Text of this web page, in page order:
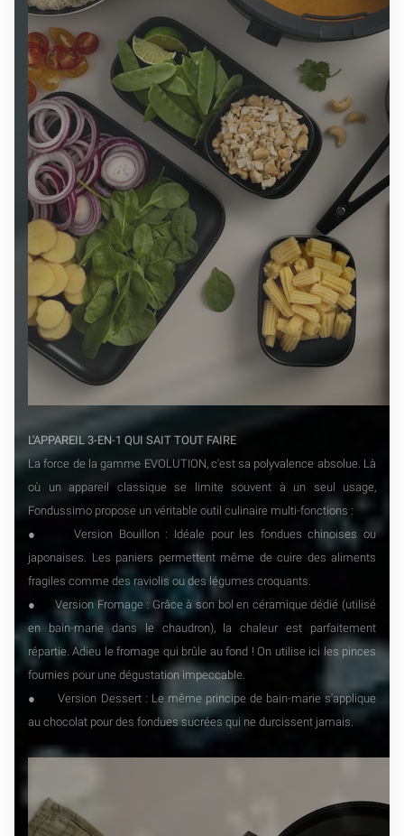
L'APPAREIL 3-EN-1 QUI SAIT TOUT FAIRE
La force de la gamme EVOLUTION, c'est sa polyvalence absolue. Là
où un appareil classique se limite souvent à un seul usage,
Fondussimo propose un véritable outil culinaire multi-fonctions :
● Version Bouillon : Idéale pour les fondues chinoises ou
japonaises. Les paniers permettent même de cuire des aliments
fragiles comme des raviolis ou des légumes croquants.
● Version Fromage : Grâce à son bol en céramique dédié (utilisé
en bain-marie dans le chaudron), la chaleur est parfaitement
répartie. Adieu le fromage qui brûle au fond ! On utilise ici les pinces
fournies pour une dégustation impeccable.
● Version Dessert : Le même principe de bain-marie s'applique
au chocolat pour des fondues sucrées qui ne durcissent jamais.